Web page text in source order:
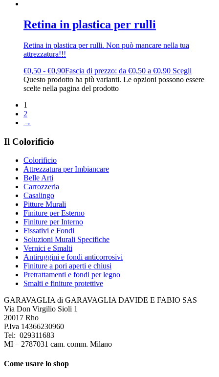
Retina in plastica per rulli
Retina in plastica per rulli. Non può mancare nella tua
attrezzatura!!!
€0,50 - €0,90Fascia di prezzo: da €0,50 a €0,90 Scegli
Questo prodotto ha più varianti. Le opzioni possono essere
scelte nella pagina del prodotto
1
2
→
Il Colorificio
Colorificio
Attrezzatura per Imbiancare
Belle Arti
Carrozzeria
Casalingo
Pitture Murali
Finiture per Esterno
Finiture per Interno
Fissativi e Fondi
Soluzioni Murali Specifiche
Vernici e Smalti
Antiruggini e fondi anticorrosivi
Finiture a pori aperti e chiusi
Pretrattamenti e fondi per legno
Smalti e finiture protettive
GARAVAGLIA di GARAVAGLIA DAVIDE E FABIO SAS
Via Don Virgilio Sioli 1
20017 Rho
P.Iva 14366230960
Tel: 029311683
MI – 2787031 cam. comm. Milano
Come usare lo shop